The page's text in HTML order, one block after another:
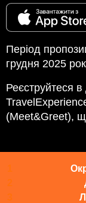
Період
грудня 2025
Реєструйтеся
(Meet&Greet),